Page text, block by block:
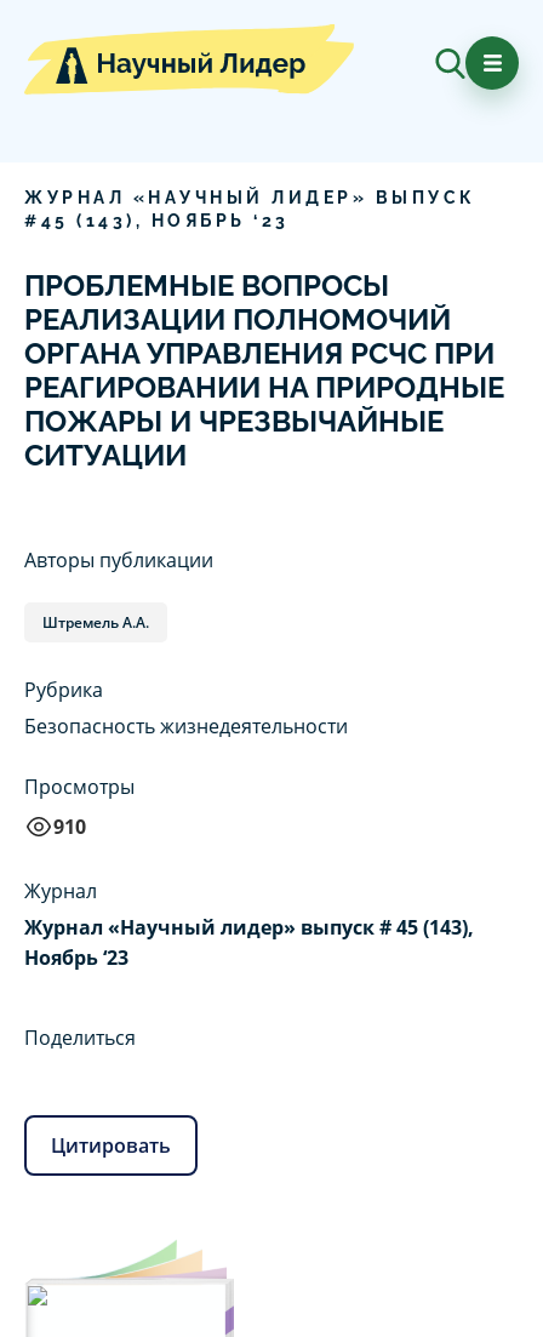
ЖУРНАЛ «НАУЧНЫЙ ЛИДЕР» ВЫПУСК
# 45 ( 143), НОЯБРЬ ‘ 23
ПРОБЛЕМНЫЕ ВОПРОСЫ
РЕАЛИЗАЦИИ ПОЛНОМОЧИЙ
ОРГАНА УПРАВЛЕНИЯ РСЧС ПРИ
РЕАГИРОВАНИИ НА ПРИРОДНЫЕ
ПОЖАРЫ И ЧРЕЗВЫЧАЙНЫЕ
СИТУАЦИИ
Авторы публикации
Штремель А.А.
Рубрика
Безопасность жизнедеятельности
Просмотры
910
Журнал
Журнал «Научный лидер» выпуск # 45 (143),
Ноябрь ‘23
Поделиться
Цитировать